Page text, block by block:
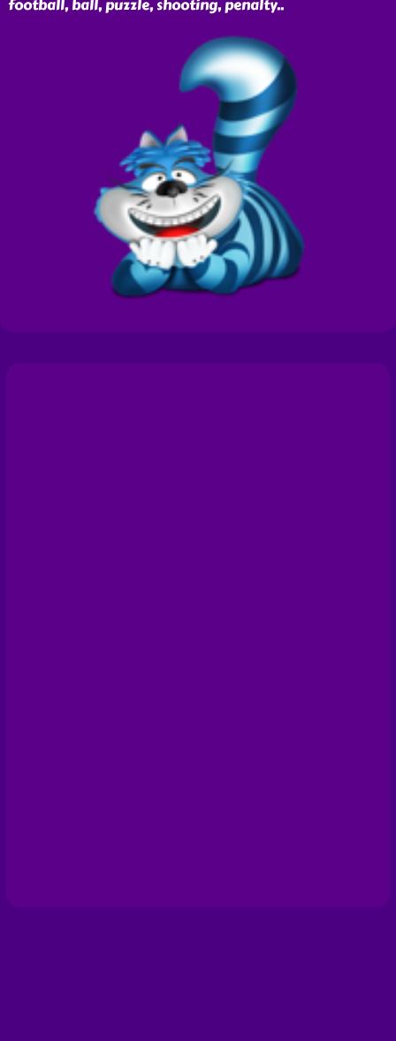
football, ball, puzzle, shooting, penalty..